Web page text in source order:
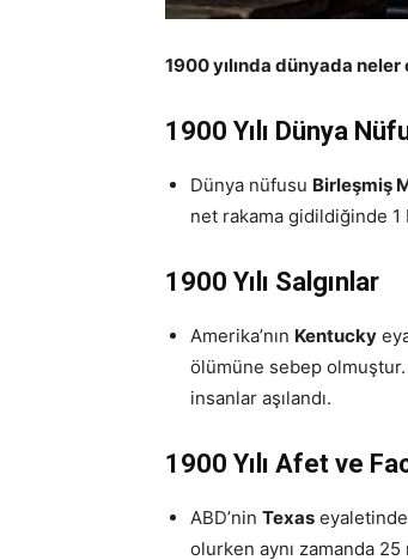
1900 yılında dünyada
1900 Yılı Dünya
Dünya nüfusu Birleşmiş
net rakama gidildiğinde
1900 Yılı Salgınlar
Amerika’nın Kentucky
ölümüne sebep
insanlar aşılandı.
1900 Yılı Afet ve
ABD’nin Texas
olurken aynı zamanda